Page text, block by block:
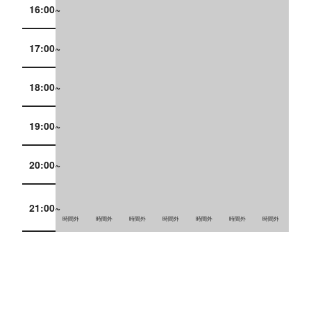
16:00~
17:00~
18:00~
19:00~
20:00~
21:00~
時間外 時間外 時間外 時間外 時間外 時間外 時間外